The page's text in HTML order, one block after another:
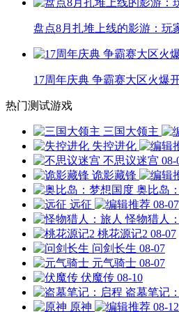
盘点8月扎堆上线的影游：玩
17周年庆典 争霸赛大区火爆
热门测试游戏
三国大领主
失控进化
不思议迷宫 08-
诡影藏锋
奥比岛
远征
08-07
怪物猎人
桃花源记2 08-07
问剑长生 08-07
元气骑士 08-07
伏魔传 08-10
盗墓笔记
原神
08-12